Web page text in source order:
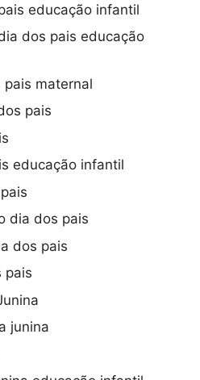
educação infantil
dos pais educação
maternal
pais
educação infantil
dia dos pais
dos pais
pais
junina